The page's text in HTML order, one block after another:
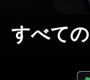
すべて